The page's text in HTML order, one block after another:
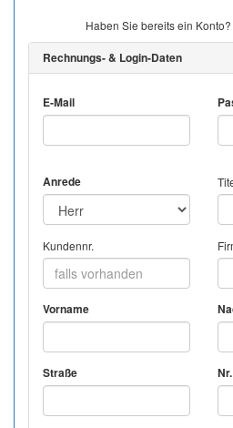
Haben Sie bereits ein Konto?
Rechnungs- & Login-Daten
E-Mail
Anrede
Kundennr.
Vorname
Straße Nr.